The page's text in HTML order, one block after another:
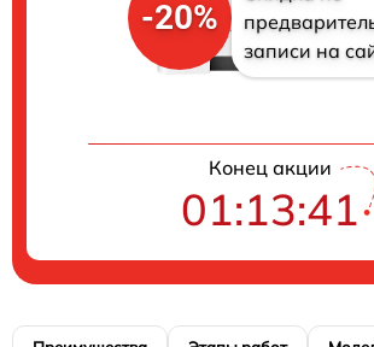
-20%
записи на
Конец акции
01:13:40